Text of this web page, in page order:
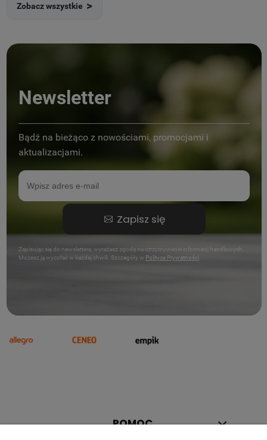
Zobacz wszystkie
Newsletter
Bądź na bieżąco z nowościami, promocjami i
aktualizacjami.
Zapisz się
Zapisując się do newslettera, wyrażasz zgodę na otrzymywanie informacji handlowych.
Możesz ją wycofać w każdej chwili. Szczegóły w Polityce Prywatności
POMOC